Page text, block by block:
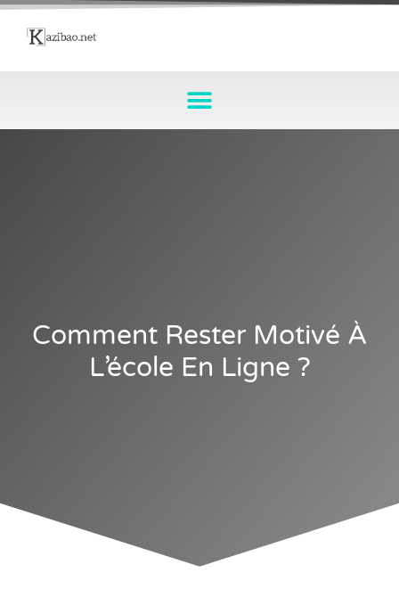
Comment Rester Motivé À
L’école En Ligne ?